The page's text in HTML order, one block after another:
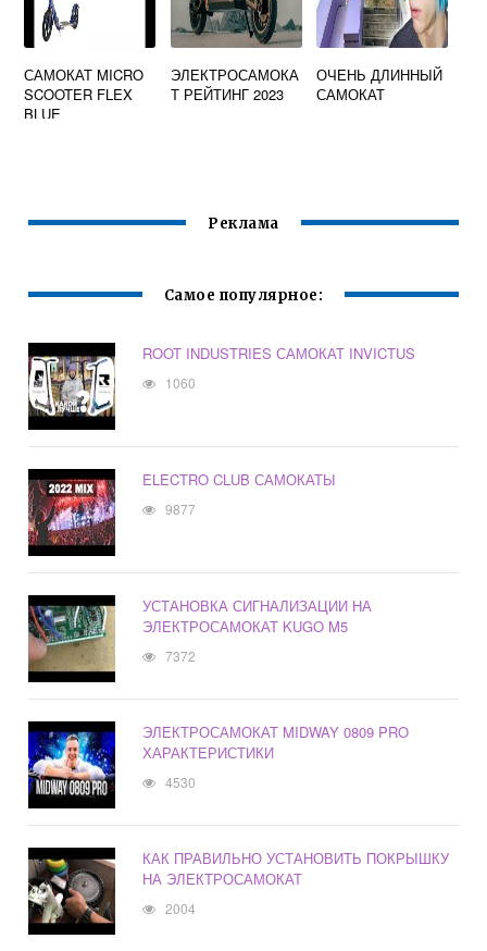
САМОКАТ MICRO
SCOOTER FLEX
BLUE
ЭЛЕКТРОСАМОКА
Т РЕЙТИНГ 2023
ОЧЕНЬ ДЛИННЫЙ
САМОКАТ
Реклама
Самое популярное:
ROOT INDUSTRIES САМОКАТ INVICTUS
1060
ELECTRO CLUB САМОКАТЫ
9877
УСТАНОВКА СИГНАЛИЗАЦИИ НА
ЭЛЕКТРОСАМОКАТ KUGO M5
7372
ЭЛЕКТРОСАМОКАТ MIDWAY 0809 PRO
ХАРАКТЕРИСТИКИ
4530
КАК ПРАВИЛЬНО УСТАНОВИТЬ ПОКРЫШКУ
НА ЭЛЕКТРОСАМОКАТ
2004